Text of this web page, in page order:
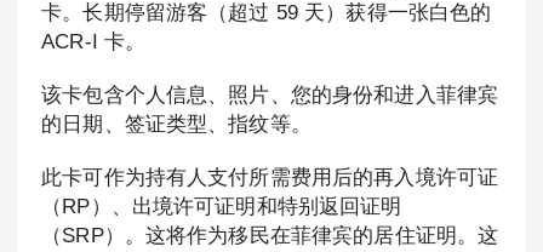
卡。长期停留游客（超过 59 天）获得一张白色的
ACR-I 卡。
该卡包含个人信息、照片、您的身份和进入菲律宾
的日期、签证类型、指纹等。
此卡可作为持有人支付所需费用后的再入境许可证
（RP）、出境许可证明和特别返回证明
（SRP）。这将作为移民在菲律宾的居住证明。这